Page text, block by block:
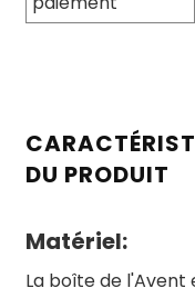
DU PRODUIT
Matériel:
La boîte de